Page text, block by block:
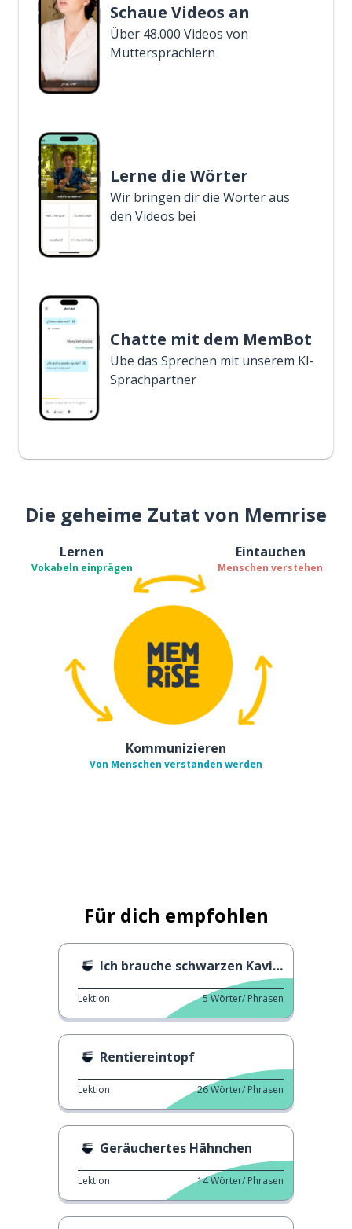
Schaue Videos an
Über 48.000 Videos von
Muttersprachlern
Lerne die Wörter
Wir bringen dir die Wörter aus
den Videos bei
Chatte mit dem MemBot
Übe das Sprechen mit unserem KI-
Sprachpartner
Die geheime Zutat von Memrise
Lernen
Vokabeln einprägen
Eintauchen
Menschen verstehen
Kommunizieren
Von Menschen verstanden werden
Für dich empfohlen
Ich brauche schwarzen Kaviar
Lektion 5Wörter/ Phrasen
Rentiereintopf
Lektion 26Wörter/ Phrasen
Geräuchertes Hähnchen
Lektion 14Wörter/ Phrasen